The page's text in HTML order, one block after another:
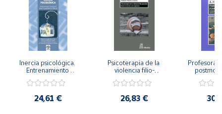
Inercia psicológica.
Entrenamiento
Igualdad de Género.
24,61 €
Psicoterapia de la
violencia filio-
secreto y la
26,83 €